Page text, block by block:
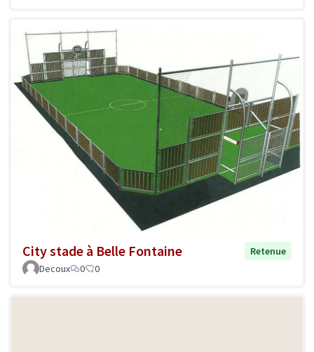
City stade à Belle Fontaine
Retenue
Decoux
0 0